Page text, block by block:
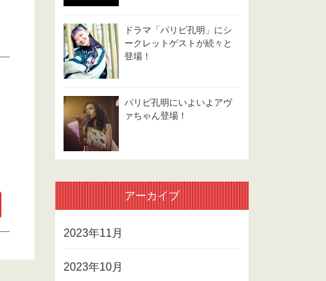
ドラマ「パリピ孔明」にシ
ークレットゲストが続々と
登場！
パリピ孔明にいよいよアヴ
ァちゃん登場！
アーカイブ
2023年11月
2023年10月